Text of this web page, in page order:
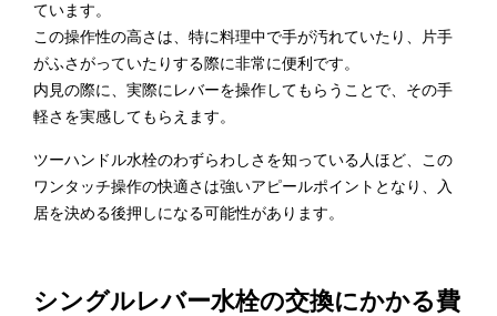
ています。
この操作性の高さは、特に料理中で手が汚れていたり、片手
がふさがっていたりする際に非常に便利です。
内見の際に、実際にレバーを操作してもらうことで、その手
軽さを実感してもらえます。
ツーハンドル水栓のわずらわしさを知っている人ほど、この
ワンタッチ操作の快適さは強いアピールポイントとなり、入
居を決める後押しになる可能性があります。
シングルレバー水栓の交換にかかる費